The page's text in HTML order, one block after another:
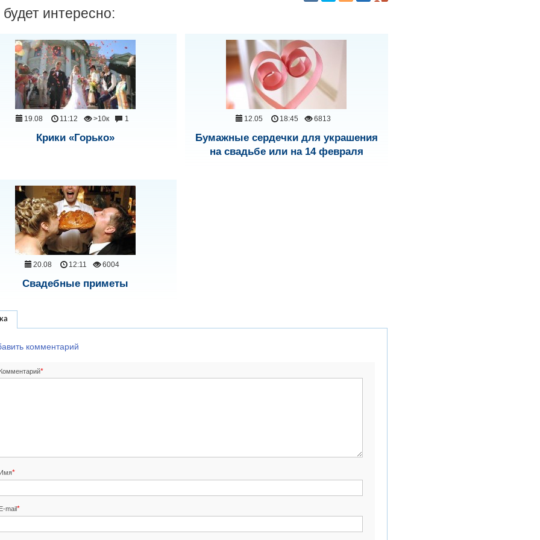
интересно:
19.08 11:12 >10к 1
Крики «Горько»
12.05 18:45 6813
Бумажные сердечки для украшения
на свадьбе или на 14 февраля
20.08 12:11 6004
Свадебные приметы
комментарий
*
*
mail*